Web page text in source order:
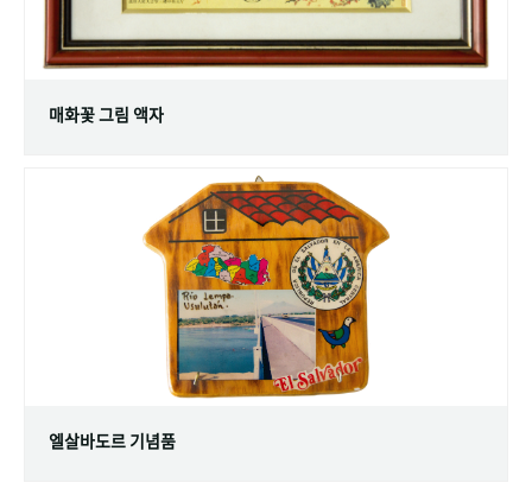
매화꽃 그림 액자
엘살바도르 기념품